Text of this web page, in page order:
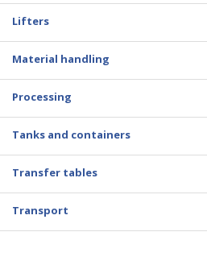
Lifters
Material handling
Processing
Tanks and containers
Transfer tables
Transport